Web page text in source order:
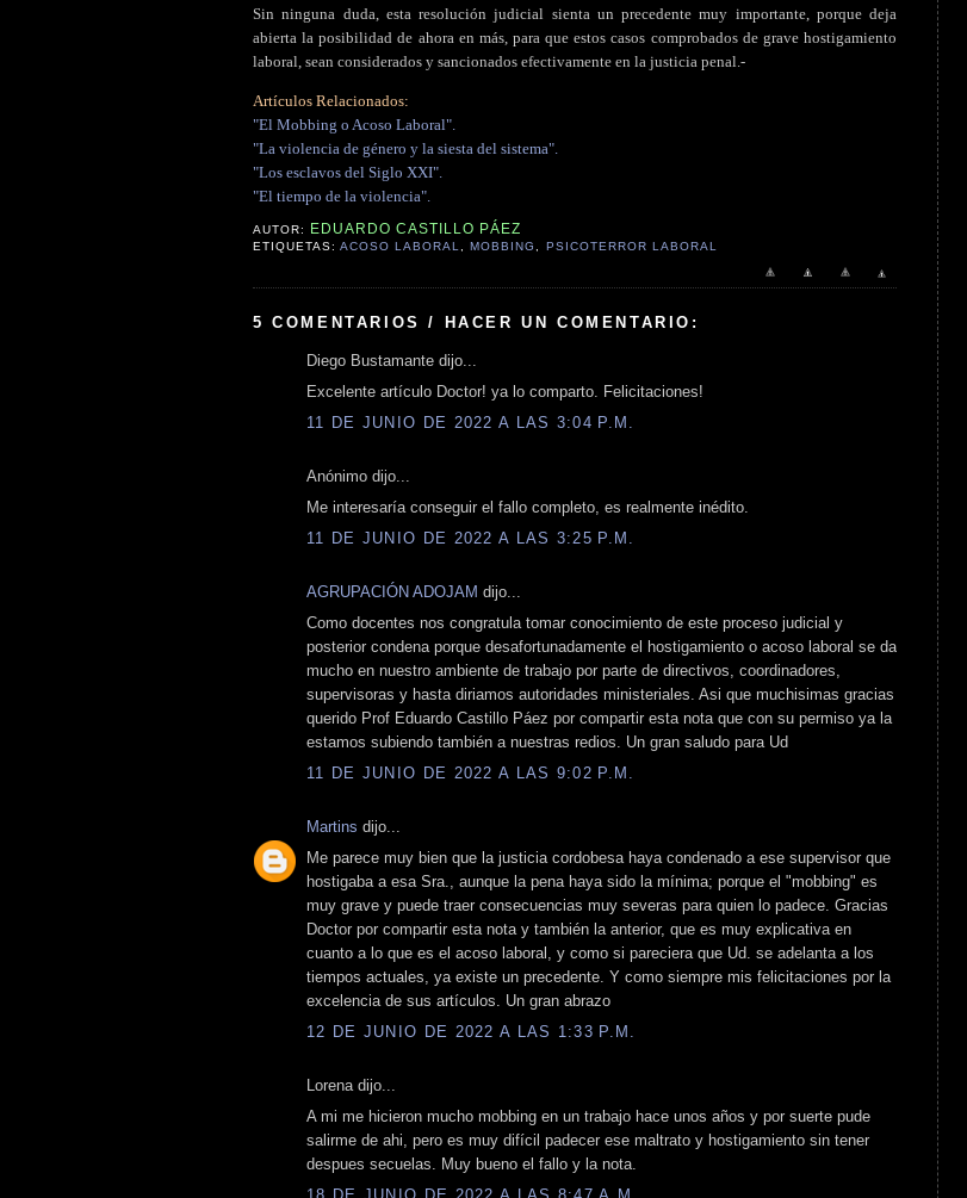
Sin ninguna duda, esta resolución judicial sienta un precedente muy importante, porque deja
abierta la posibilidad de ahora en más, para que estos casos comprobados de grave hostigamiento
laboral, sean considerados y sancionados efectivamente en la justicia penal.-
Artículos Relacionados:
"El Mobbing o Acoso Laboral".
"La violencia de género y la siesta del sistema".
"Los esclavos del Siglo XXI".
"El tiempo de la violencia".
AUTOR: EDUARDO CASTILLO PÁEZ
ETIQUETAS:ACOSO LABORAL ,MOBBING PSICOTERROR LABORAL
5 COMENTARIOS / HACER UN COMENTARIO:
Diego Bustamante dijo...
Excelente artículo Doctor! ya lo comparto. Felicitaciones!
11 DE JUNIO DE 2022 A LAS 3:04 P.M.
Anónimo dijo...
Me interesaría conseguir el fallo completo, es realmente inédito.
11 DE JUNIO DE 2022 A LAS 3:25 P.M.
AGRUPACIÓN ADOJAM dijo...
Como docentes nos congratula tomar conocimiento de este proceso judicial y
posterior condena porque desafortunadamente el hostigamiento o acoso laboral se da
mucho en nuestro ambiente de trabajo por parte de directivos, coordinadores,
supervisoras y hasta diriamos autoridades ministeriales. Asi que muchisimas gracias
querido Prof Eduardo Castillo Páez por compartir esta nota que con su permiso ya la
estamos subiendo también a nuestras redios. Un gran saludo para Ud
11 DE JUNIO DE 2022 A LAS 9:02 P.M.
Martins dijo...
Me parece muy bien que la justicia cordobesa haya condenado a ese supervisor que
hostigaba a esa Sra., aunque la pena haya sido la mínima; porque el "mobbing" es
muy grave y puede traer consecuencias muy severas para quien lo padece. Gracias
Doctor por compartir esta nota y también la anterior, que es muy explicativa en
cuanto a lo que es el acoso laboral, y como si pareciera que Ud. se adelanta a los
tiempos actuales, ya existe un precedente. Y como siempre mis felicitaciones por la
excelencia de sus artículos. Un gran abrazo
12 DE JUNIO DE 2022 A LAS 1:33 P.M.
Lorena dijo...
A mi me hicieron mucho mobbing en un trabajo hace unos años y por suerte pude
salirme de ahi, pero es muy difícil padecer ese maltrato y hostigamiento sin tener
despues secuelas. Muy bueno el fallo y la nota.